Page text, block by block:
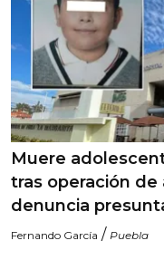
Muere
tras operación
denuncia
Fernando García / Puebla